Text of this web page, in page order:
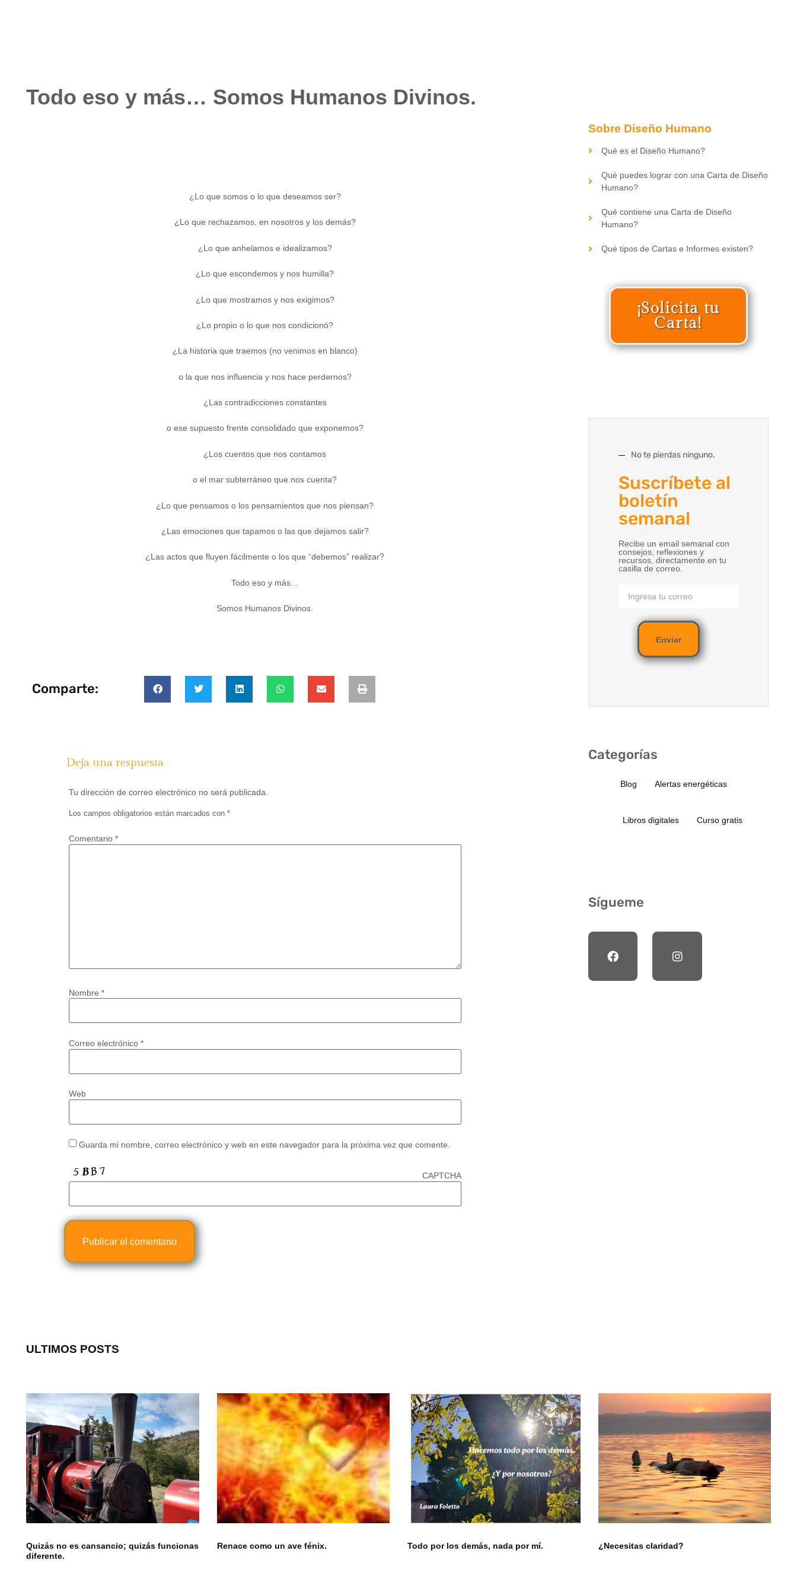
Todo eso y más… Somos Humanos Divinos.
¿Lo que somos o lo que deseamos ser?
¿Lo que rechazamos, en nosotros y los demás?
¿Lo que anhelamos e idealizamos?
¿Lo que escondemos y nos humilla?
¿Lo que mostramos y nos exigimos?
¿Lo propio o lo que nos condicionó?
¿La historia que traemos (no venimos en blanco)
o la que nos influencia y nos hace perdernos?
¿Las contradicciones constantes
o ese supuesto frente consolidado que exponemos?
¿Los cuentos que nos contamos
o el mar subterráneo que nos cuenta?
¿Lo que pensamos o los pensamientos que nos piensan?
¿Las emociones que tapamos o las que dejamos salir?
¿Las actos que fluyen fácilmente o los que “debemos” realizar?
Todo eso y más…
Somos Humanos Divinos.
Comparte:
Deja una respuesta
Tu dirección de correo electrónico no será publicada.
Los campos obligatorios están marcados con *
Comentario *
Nombre *
Correo electrónico *
Web
Guarda mi nombre, correo electrónico y web en este navegador para la próxima vez que comente.
CAPTCHA
Sobre Diseño Humano
Qué es el Diseño Humano?
Qué puedes lograr con una Carta de Diseño
Humano?
Qué contiene una Carta de Diseño
Humano?
Qué tipos de Cartas e Informes existen?
¡Solicita tu
Carta!
No te pierdas ninguno.
Suscríbete al
boletín
semanal
Recibe un email semanal con
consejos, reflexiones y
recursos, directamente en tu
casilla de correo.
Enviar
Categorías
Blog Alertas energéticas
Libros digitales Curso gratis
Sígueme
ULTIMOS POSTS
Quizás no es cansancio; quizás funcionas
diferente.
Renace como un ave fénix. Todo por los demás, nada por mí. ¿Necesitas claridad?